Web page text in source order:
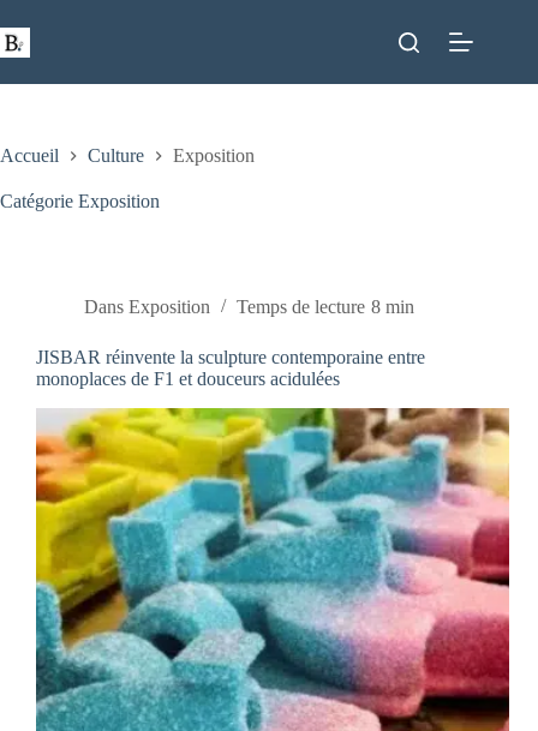
au
contenu
Accueil Culture Exposition
Catégorie Exposition
Dans Exposition Temps de lecture 8 min
JISBAR réinvente la sculpture contemporaine entre
monoplaces de F1 et douceurs acidulées